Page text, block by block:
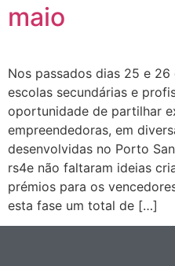
maio
Nos passados dias 25 e
escolas secundárias e
oportunidade de partilhar
empreendedoras, em
desenvolvidas no Porto
rs4e não faltaram ideias
prémios para os
esta fase um total de […]